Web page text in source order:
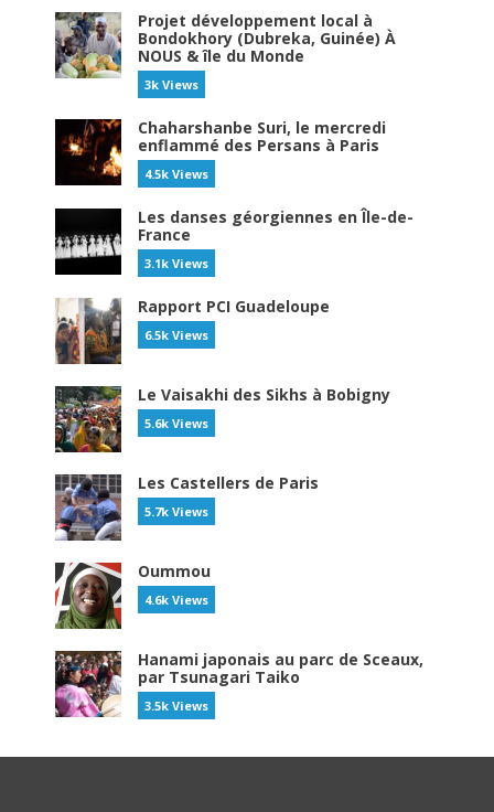
Projet développement local à
Bondokhory (Dubreka, Guinée) À
NOUS & île du Monde
3k Views
Chaharshanbe Suri, le mercredi
enflammé des Persans à Paris
4.5k Views
Les danses géorgiennes en Île-de-
France
3.1k Views
Rapport PCI Guadeloupe
6.5k Views
Le Vaisakhi des Sikhs à Bobigny
5.6k Views
Les Castellers de Paris
5.7k Views
Oummou
4.6k Views
Hanami japonais au parc de Sceaux,
par Tsunagari Taiko
3.5k Views